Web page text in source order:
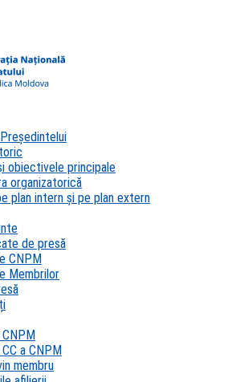
obiectivele principale
organizatorică
plan intern şi pe plan extern
de presă
CNPM
Membrilor
a CNPM
membru